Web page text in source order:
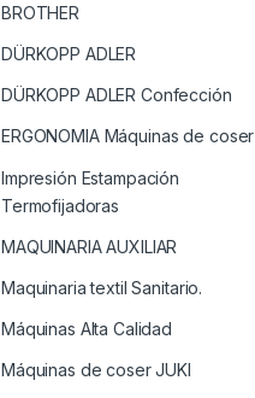
BROTHER
DÜRKOPP ADLER
DÜRKOPP ADLER Confección
ERGONOMIA Máquinas de coser
Impresión Estampación
Termofijadoras
MAQUINARIA AUXILIAR
Maquinaria textil Sanitario.
Máquinas Alta Calidad
Máquinas de coser JUKI